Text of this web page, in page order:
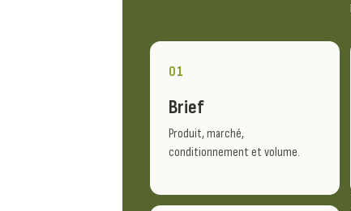
01
Brief
Produit, marché,
conditionnement et volume.